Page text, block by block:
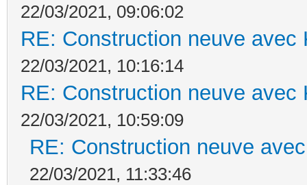
22/03/2021, 09:06:02
RE: Construction neuve avec
22/03/2021, 10:16:14
RE: Construction neuve avec
22/03/2021, 10:59:09
RE: Construction neuve
22/03/2021, 11:33:46